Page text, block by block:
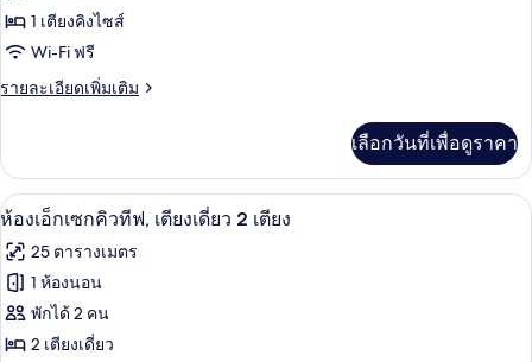
คิง
ไซส์
เตียง
ห้อง
ดี
ลัก
เตียง
คิง
ไซส์
1
เตียง
(Fitness)
1 เตียงคิงไซส์
Wi-Fi ฟรี
รายละเอียดเพิ่มเติม
ราย
เกี่ยว
กับ
ห้อง
ลัก
ซ์,
คิง
ไซส์
เลือกวันที่เพื่อดูราคา
เปิด
ภาพถ่าย
ทั้งหมด
ของ
ห้อง
เครื่องนอนระดับพรีเมียม, ตู้นิรภัยในห้
8
ห้องเอ็กเซกคิวทีฟ, เตียงเดี่ยว 2 เตียง
25 ตารางเมตร
1 ห้องนอน
พักได้ 2 คน
2 เตียงเดี่ยว